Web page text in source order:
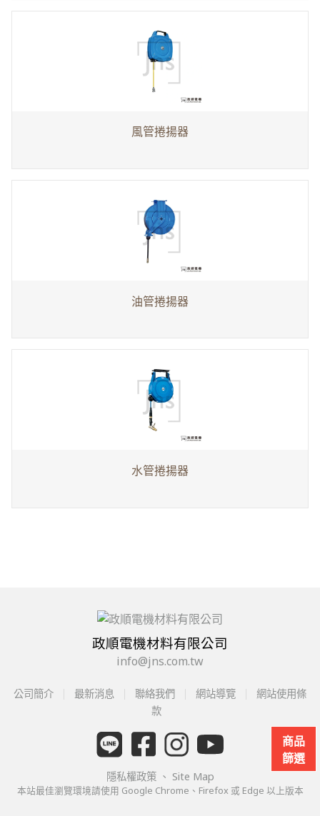
商品
篩選
風管捲揚器
油管捲揚器
水管捲揚器
政順電機材料有限公司
info@jns.com.tw
公司簡介 最新消息 聯絡我們 網站導覽
網站使用條
款
隱私權政策 、 Site Map
本站最佳瀏覽環境請使用 Google Chrome、Firefox 或 Edge 以上版本